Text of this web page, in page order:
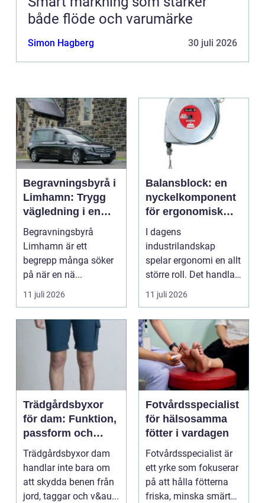
både flöde och varumärke
Simon Hagberg 30 juli 2026
Begravningsbyrå i
Limhamn: Trygg
vägledning i en
svår tid
Begravningsbyrå
Limhamn är ett
begrepp många söker
på när en nä...
11 juli 2026
Balansblock: en
nyckelkomponent
för ergonomisk
effektivitet
I dagens
industrilandskap
spelar ergonomi en allt
större roll. Det handlar
inte bara om att skapa
en...
11 juli 2026
Trädgårdsbyxor
för dam: Funktion,
passform och
hållbar stil i
rabatten
Trädgårdsbyxor dam
handlar inte bara om
att skydda benen från
jord, taggar och v&au...
Fotvårdsspecialist
för hälsosamma
fötter i vardagen
Fotvårdsspecialist är
ett yrke som fokuserar
på att hålla fötterna
friska, minska smärta